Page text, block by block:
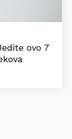
ovo 7